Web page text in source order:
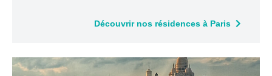
Découvrir nos résidences à Paris